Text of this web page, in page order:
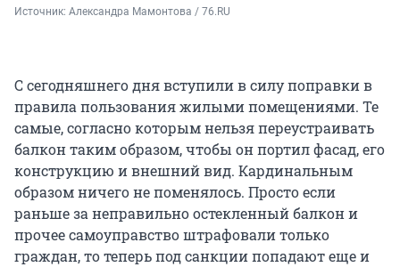
Источник: Александра Мамонтова / 76.RU
С сегодняшнего дня вступили в силу поправки в
правила пользования жилыми помещениями. Те
самые, согласно которым нельзя переустраивать
балкон таким образом, чтобы он портил фасад, его
конструкцию и внешний вид. Кардинальным
образом ничего не поменялось. Просто если
раньше за неправильно остекленный балкон и
прочее самоуправство штрафовали только
граждан, то теперь под санкции попадают еще и